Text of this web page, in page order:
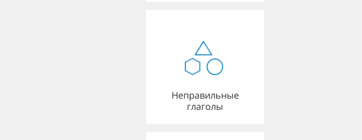
Неправильные
глаголы